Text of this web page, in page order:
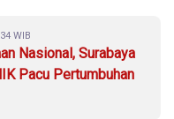
WIB
Nasional, Surabaya
Pacu Pertumbuhan